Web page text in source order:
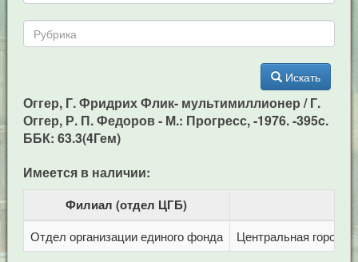
Искать
Оггер, Г. Фридрих Флик- мультимиллионер / Г.
Оггер, Р. П. Федоров - М.: Прогресс, -1976. -395c.
ББК: 63.3(4Гем)
Имеется в наличии:
Филиал (отдел ЦГБ)
Отдел организации единого фонда Центральная